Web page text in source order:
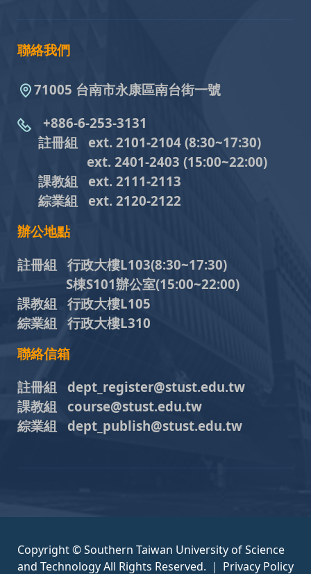
聯絡我們
71005 台南市永康區南台街一號
+886-6-253-3131
註冊組 ext. 2101-2104 (8:30~17:30)
ext. 2401-2403 (15:00~22:00)
課教組 ext. 2111-2113
綜業組
ext. 2120-2122
辦公地點
註冊組 行政大樓L103(8:30~17:30)
S棟S101辦公室(15:00~22:00)
課教組 行政大樓L105
綜業組 行政大樓L310
聯絡信箱
註冊組 dept_register@stust.edu.tw
課教組 course@stust.edu.tw
綜業組 dept_publish@stust.edu.tw
Copyright © Southern Taiwan University of Science
and Technology All Rights Reserved. ｜ Privacy Policy